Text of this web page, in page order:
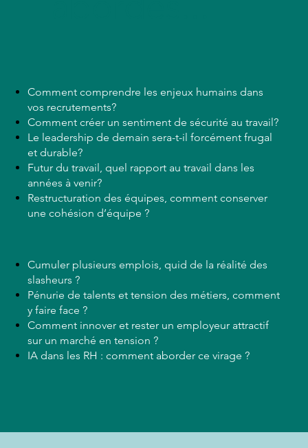
Cumuler plusieurs emplois, quid de la réalité des
slasheurs ?
Pénurie de talents et tension des métiers, comment
y faire face ?
Comment innover et rester un employeur attractif
sur un marché en tension ?
IA dans les RH : comment aborder ce virage ?
Comment comprendre les enjeux humains dans
vos recrutements?
Comment créer un sentiment de sécurité au travail?
Le leadership de demain sera-t-il forcément frugal
et durable?
Futur du travail, quel rapport au travail dans les
années à venir?
Restructuration des équipes, comment conserver
une cohésion d’équipe ?